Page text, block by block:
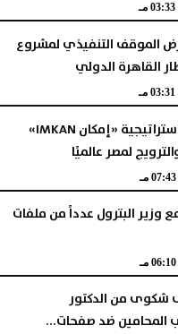
03:33 مـ
الموقف التنفيذي لمشروع
03:31 مـ
حسن الديب يكشف استراتيجية «إمكان IMKAN»
لمصر عالميًا
07:43 مـ
وزير البترول عدداً من ملفات
06:10 مـ
شكوى من الدكتور
المحامين ضد صفحات...